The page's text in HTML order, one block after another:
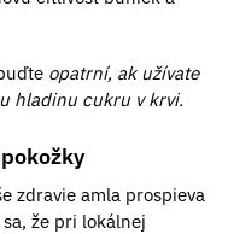
opatrní, ak užívate
hladinu cukru v krvi.
zdravie amla prospieva
že pri lokálnej